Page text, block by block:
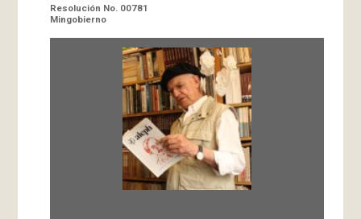
Resolución No. 00781
Mingobierno